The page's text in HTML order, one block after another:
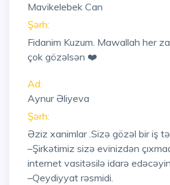
Mavikelebek Can
Şərh:
Fidanim Kuzum. Mawallah her
çok gözəlsən ❤️
Ad:
Aynur Əliyeva
Şərh:
Əziz xanimlar .Sizə gözəl bir iş
–Şirkətimiz sizə evinizdən
internet vasitəsilə idarə
–Qeydiyyat rəsmidi.